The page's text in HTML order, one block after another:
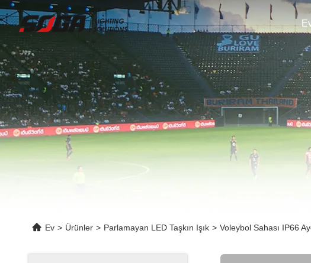
Ev > Ürünler > Parlamayan LED Taşkın Işık > Voleybol Sahası IP66